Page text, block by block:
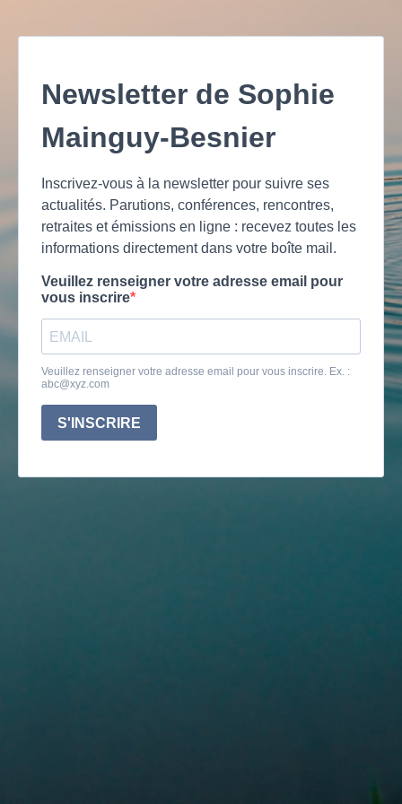
Newsletter de Sophie
Mainguy-Besnier
Inscrivez-vous à la newsletter pour suivre ses
actualités. Parutions, conférences, rencontres,
retraites et émissions en ligne : recevez toutes les
informations directement dans votre boîte mail.
Veuillez renseigner votre adresse email pour
vous inscrire
Veuillez renseigner votre adresse email pour vous inscrire. Ex. :
abc@xyz.com
S'INSCRIRE